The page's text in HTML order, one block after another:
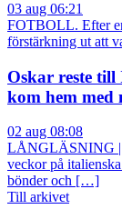
03 aug 06:21
FOTBOLL. Efter
förstärkning ut att
Oskar reste
kom hem med
02 aug 08:08
LÅNGLÄSNING |
veckor på
bönder och […]
Till arkivet